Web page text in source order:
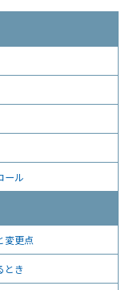
ール
変更点
とき